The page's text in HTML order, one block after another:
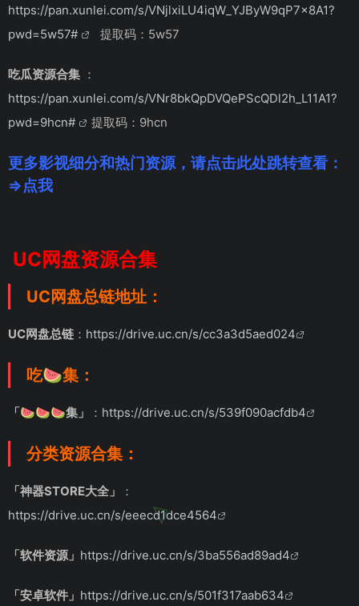
https://pan.xunlei.com/s/VNjlxiLU4iqW_YJByW9qP7x8A1?
pwd=5w57#
提取码：5w57
吃瓜资源合集 ：
https://pan.xunlei.com/s/VNr8bkQpDVQePScQDl2h_L11A1?
pwd=9hcn#
提取码：9hcn
更多影视细分和热门资源，请点击此处跳转查看：
⇒点我
UC网盘资源合集
UC网盘总链地址：
UC网盘总链 ： https://drive.uc.cn/s/cc3a3d5aed024
吃🍉集：
「🍉🍉🍉集」 ： https://drive.uc.cn/s/539f090acfdb4
分类资源合集：
「神器STORE大全」
：
https://drive.uc.cn/s/eeecd1dce4564
「软件资源」 https://drive.uc.cn/s/3ba556ad89ad4
「安卓软件」 https://drive.uc.cn/s/501f317aab634